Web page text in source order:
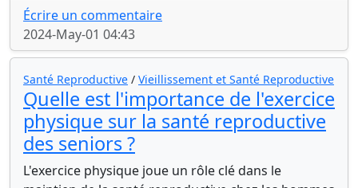
Écrire un commentaire
2024-May-01 04:43
Santé Reproductive / Vieillissement et Santé Reproductive
Quelle est l'importance de l'exercice
physique sur la santé reproductive
des seniors ?
L'exercice physique joue un rôle clé dans le